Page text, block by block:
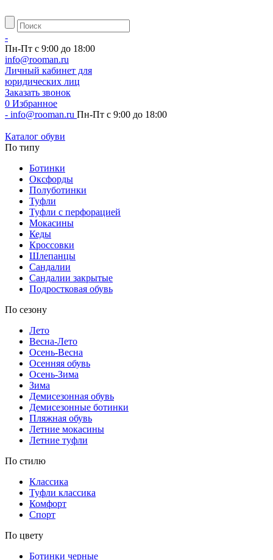
-
Пн-Пт с 9:00 до 18:00
info@rooman.ru
Личный кабинет для
юридических лиц
Заказать звонок
0 Избранное
- info@rooman.ru Пн-Пт с 9:00 до 18:00
Каталог обуви
По типу
Ботинки
Оксфорды
Полуботинки
Туфли
Туфли с перфорацией
Мокасины
Кеды
Кроссовки
Шлепанцы
Сандалии
Сандалии закрытые
Подростковая обувь
По сезону
Лето
Весна-Лето
Осень-Весна
Осенняя обувь
Осень-Зима
Зима
Демисезонная обувь
Демисезонные ботинки
Пляжная обувь
Летние мокасины
Летние туфли
По стилю
Классика
Туфли классика
Комфорт
Спорт
По цвету
Ботинки черные